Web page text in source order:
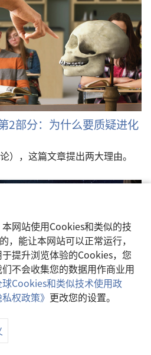
网站使用Cookies和类似的技
，能让本网站可以正常运行，
提升浏览体验的Cookies，您
不会收集您的数据用作商业用
球Cookies和类似技术使用政
私权政策》 更改您的设置。
部分：为什么要质疑进化
），这篇文章提出两大理由。
部分：为什么要相信上帝
科学的吗？